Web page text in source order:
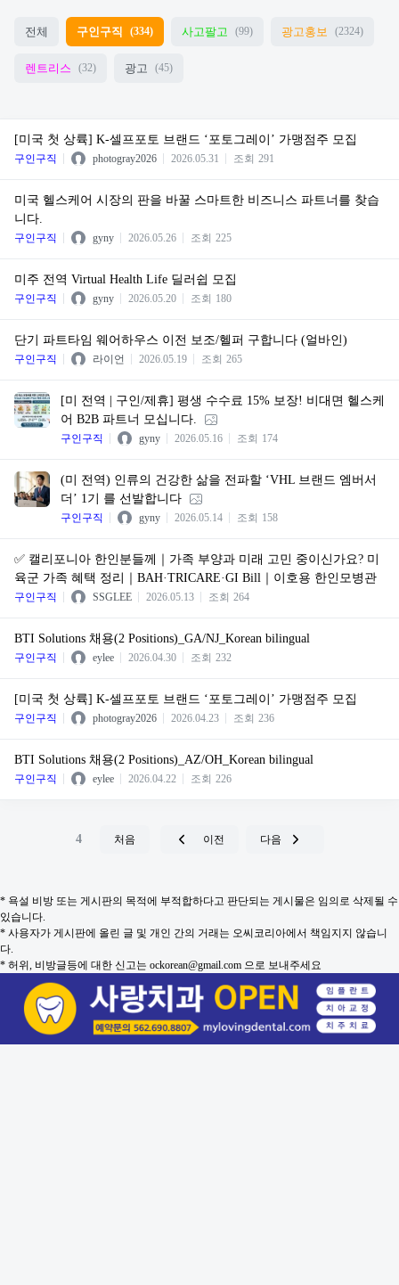
전체 구인구직 (334) 사고팔고 (99) 광고홍보 (2324)
렌트리스 (32) 광고 (45)
[미국 첫 상륙] K-셀프포토 브랜드 ‘포토그레이’ 가맹점주 모집
구인구직 photogray2026 2026.05.31 조회 291
미국 헬스케어 시장의 판을 바꿀 스마트한 비즈니스 파트너를 찾습
니다.
구인구직 gyny 2026.05.26 조회 225
미주 전역 Virtual Health Life 딜러쉽 모집
구인구직 gyny 2026.05.20 조회 180
단기 파트타임 웨어하우스 이전 보조/헬퍼 구합니다 (얼바인)
구인구직 라이언 2026.05.19 조회 265
[미 전역 | 구인/제휴] 평생 수수료 15% 보장! 비대면 헬스케
어 B2B 파트너 모십니다.
구인구직 gyny 2026.05.16 조회 174
(미 전역) 인류의 건강한 삶을 전파할 ‘VHL 브랜드 엠버서
더’ 1기 를 선발합니다
구인구직 gyny 2026.05.14 조회 158
✅ 캘리포니아 한인분들께｜가족 부양과 미래 고민 중이신가요? 미
육군 가족 혜택 정리｜BAH·TRICARE·GI Bill｜이호용 한인모병관
구인구직 SSGLEE 2026.05.13 조회 264
BTI Solutions 채용(2 Positions)_GA/NJ_Korean bilingual
구인구직 eylee 2026.04.30 조회 232
[미국 첫 상륙] K-셀프포토 브랜드 ‘포토그레이’ 가맹점주 모집
구인구직 photogray2026 2026.04.23 조회 236
BTI Solutions 채용(2 Positions)_AZ/OH_Korean bilingual
구인구직 eylee 2026.04.22 조회 226
4 처음 이전 다음
* 욕설 비방 또는 게시판의 목적에 부적합하다고 판단되는 게시물은 임의로 삭제될 수
있습니다.
* 사용자가 게시판에 올린 글 및 개인 간의 거래는 오씨코리아에서 책임지지 않습니
다.
* 허위, 비방글등에 대한 신고는 ockorean@gmail.com 으로 보내주세요